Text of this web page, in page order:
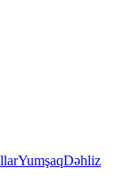
YumşaqDəhliz